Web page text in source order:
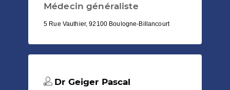
Médecin généraliste
5 Rue Vauthier, 92100 Boulogne-Billancourt
Dr Geiger Pascal